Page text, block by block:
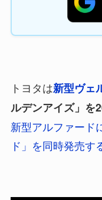
トヨタは新型ヴェ
ルデンアイズ」を
新型アルファード
ド」を同時発売す